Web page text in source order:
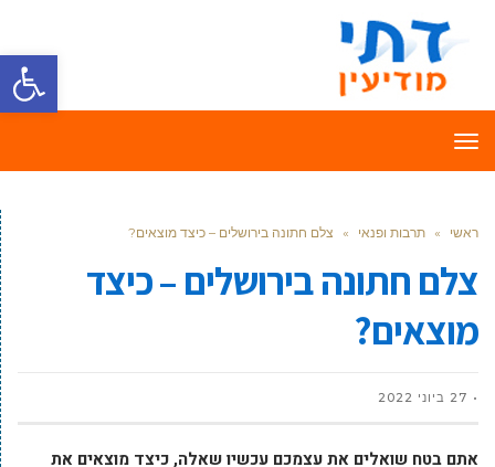
פתח
תפריט
ראשי » תרבות ופנאי » צלם חתונה בירושלים – כיצד מוצאים?
צלם חתונה בירושלים – כיצד
מוצאים?
27 ביוני 2022
אתם בטח שואלים את עצמכם עכשיו שאלה, כיצד מוצאים את